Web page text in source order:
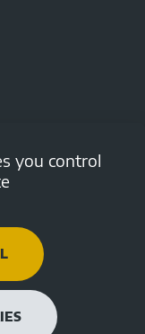
you control